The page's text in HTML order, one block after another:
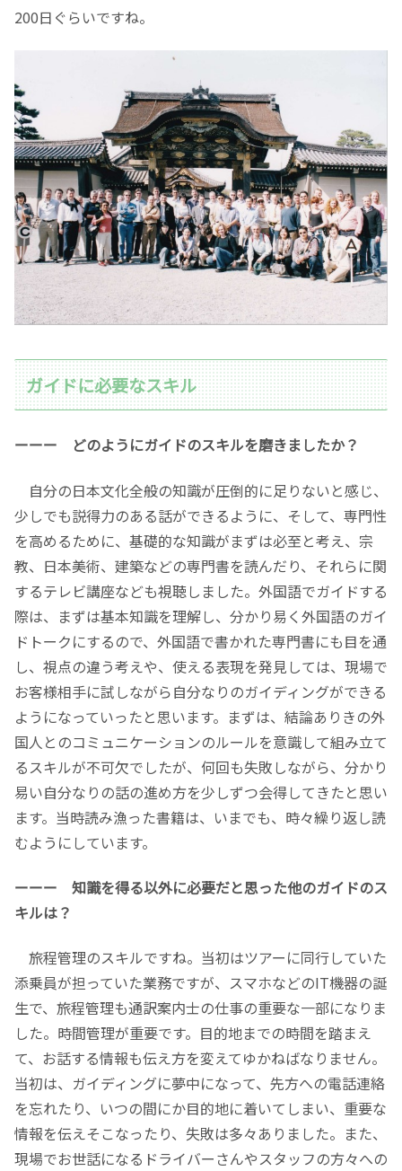
200日ぐらいですね。
ガイドに必要なスキル
ーーー どのようにガイドのスキルを磨きましたか？
自分の日本文化全般の知識が圧倒的に足りないと感じ、
少しでも説得力のある話ができるように、そして、専門性
を高めるために、基礎的な知識がまずは必至と考え、宗
教、日本美術、建築などの専門書を読んだり、それらに関
するテレビ講座なども視聴しました。外国語でガイドする
際は、まずは基本知識を理解し、分かり易く外国語のガイ
ドトークにするので、外国語で書かれた専門書にも目を通
し、視点の違う考えや、使える表現を発見しては、現場で
お客様相手に試しながら自分なりのガイディングができる
ようになっていったと思います。まずは、結論ありきの外
国人とのコミュニケーションのルールを意識して組み立て
るスキルが不可欠でしたが、何回も失敗しながら、分かり
易い自分なりの話の進め方を少しずつ会得してきたと思い
ます。当時読み漁った書籍は、いまでも、時々繰り返し読
むようにしています。
ーーー 知識を得る以外に必要だと思った他のガイドのス
キルは？
旅程管理のスキルですね。当初はツアーに同行していた
添乗員が担っていた業務ですが、スマホなどのIT機器の誕
生で、旅程管理も通訳案内士の仕事の重要な一部になりま
した。時間管理が重要です。目的地までの時間を踏まえ
て、お話する情報も伝え方を変えてゆかねばなりません。
当初は、ガイディングに夢中になって、先方への電話連絡
を忘れたり、いつの間にか目的地に着いてしまい、重要な
情報を伝えそこなったり、失敗は多々ありました。また、
現場でお世話になるドライバーさんやスタッフの方々への